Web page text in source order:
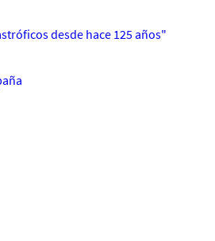
desde hace 125 años"